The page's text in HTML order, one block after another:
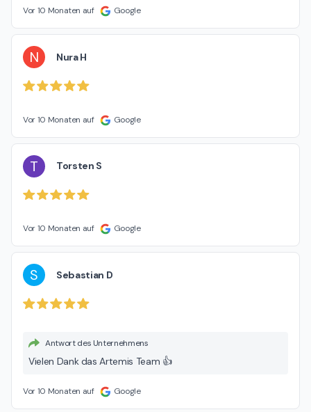
Vor 10 Monaten auf Google
N Nura H
Vor 10 Monaten auf Google
T Torsten S
Vor 10 Monaten auf Google
S Sebastian D
Antwort des Unternehmens
Vielen Dank das Artemis Team 👍
Vor 10 Monaten auf Google